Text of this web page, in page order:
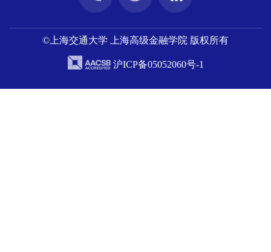
©上海交通大学 上海高级金融学院 版权所有
沪ICP备05052060号-1